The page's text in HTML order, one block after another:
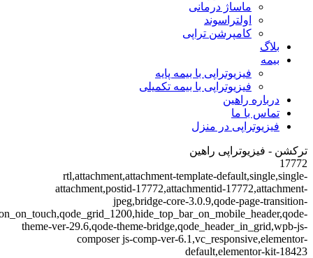
ماساژ درمانی
اولتراسوند
کامپرشن تراپی
بلاگ
بیمه
فیزیوتراپی با بیمه پایه
فیزیوتراپی با بیمه تکمیلی
درباره راهین
تماس با ما
فیزیوتراپی در منزل
ترکشن - فیزیوتراپی راهین
17772
rtl,attachment,attachment-template-default,single,single-
attachment,postid-17772,attachmentid-17772,attachment-
jpeg,bridge-core-3.0.9,qode-page-transition-
theme-ver-29.6,qode-theme-bridge,qode_header_in_grid,wpb-js-
composer js-comp-ver-6.1,vc_responsive,elementor-
default,elementor-kit-18423